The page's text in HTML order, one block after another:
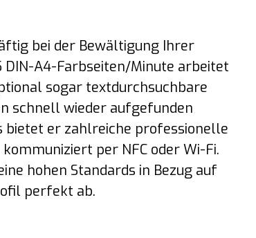
bei der Bewältigung Ihrer
A4-Farbseiten/Minute arbeitet
sogar textdurchsuchbare
schnell wieder aufgefunden
bietet er zahlreiche professionelle
per NFC oder Wi-Fi.
hohen Standards in Bezug auf
perfekt ab.